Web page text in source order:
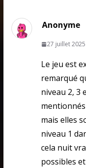
Anonyme
27 juillet
Le jeu est
remarqué
niveau 2, 3
mais elles
niveau 1
cela nuit
possibles